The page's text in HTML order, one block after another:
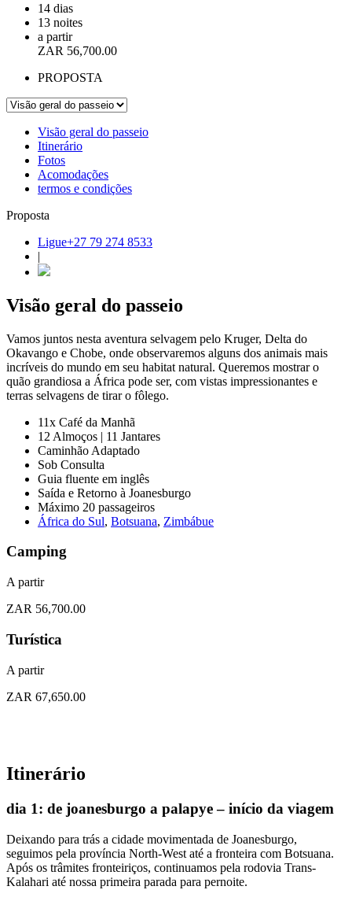
14 dias
13 noites
a partir
ZAR 56,700.00
PROPOSTA
Visão geral do passeio
Itinerário
Fotos
Acomodações
termos e condições
Proposta
Ligue+27 79 274 8533
|
Visão geral do passeio
Vamos juntos nesta aventura selvagem pelo Kruger, Delta do
Okavango e Chobe, onde observaremos alguns dos animais mais
incríveis do mundo em seu habitat natural. Queremos mostrar o
quão grandiosa a África pode ser, com vistas impressionantes e
terras selvagens de tirar o fôlego.
11x Café da Manhã
12 Almoços | 11 Jantares
Caminhão Adaptado
Sob Consulta
Guia fluente em inglês
Saída e Retorno à Joanesburgo
Máximo 20 passageiros
África do Sul, Botsuana, Zimbábue
Camping
A partir
ZAR 56,700.00
Turística
A partir
ZAR 67,650.00
Itinerário
dia 1: de joanesburgo a palapye – início da viagem
Deixando para trás a cidade movimentada de Joanesburgo,
seguimos pela província North-West até a fronteira com Botsuana.
Após os trâmites fronteiriços, continuamos pela rodovia Trans-
Kalahari até nossa primeira parada para pernoite.